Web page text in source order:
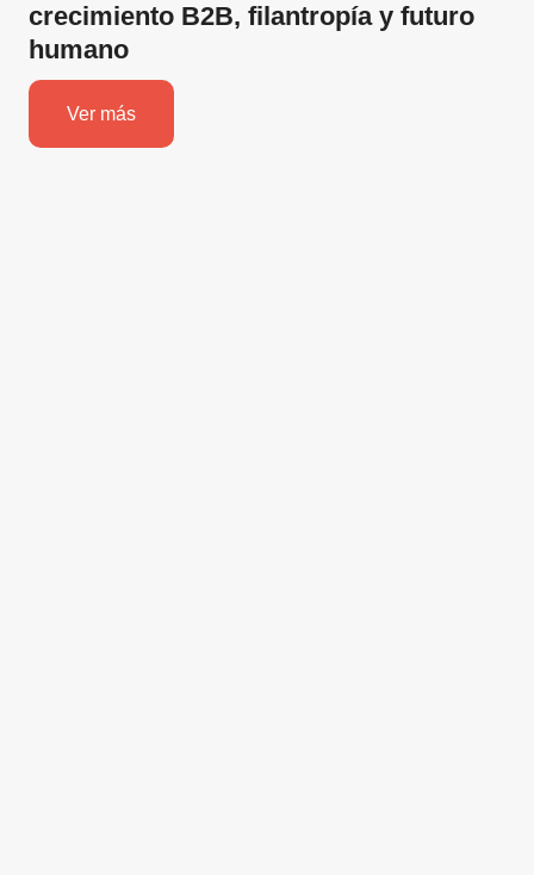
crecimiento B2B, filantropía y futuro
humano
Ver más